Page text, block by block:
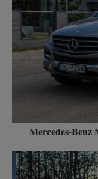
Mercedes-Benz